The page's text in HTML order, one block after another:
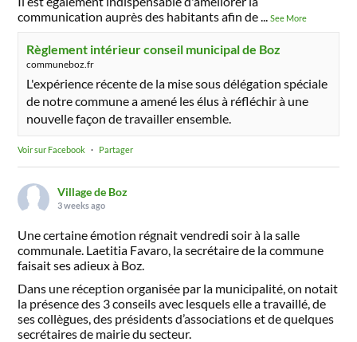
communication auprès des habitants afin de...See More
Règlement intérieur conseil municipal de Boz
communeboz.fr
L'expérience récente de la mise sous délégation spéciale
de notre commune a amené les élus à réfléchir à une
nouvelle façon de travailler ensemble.
Voir sur Facebook · Partager
Village de Boz
3 weeks ago
Une certaine émotion régnait vendredi soir à la salle
communale. Laetitia Favaro, la secrétaire de la commune
faisait ses adieux à Boz.
Dans une réception organisée par la municipalité, on notait
la présence des 3 conseils avec lesquels elle a travaillé, de
ses collègues, des présidents d’associations et de quelques
secrétaires de mairie du secteur.